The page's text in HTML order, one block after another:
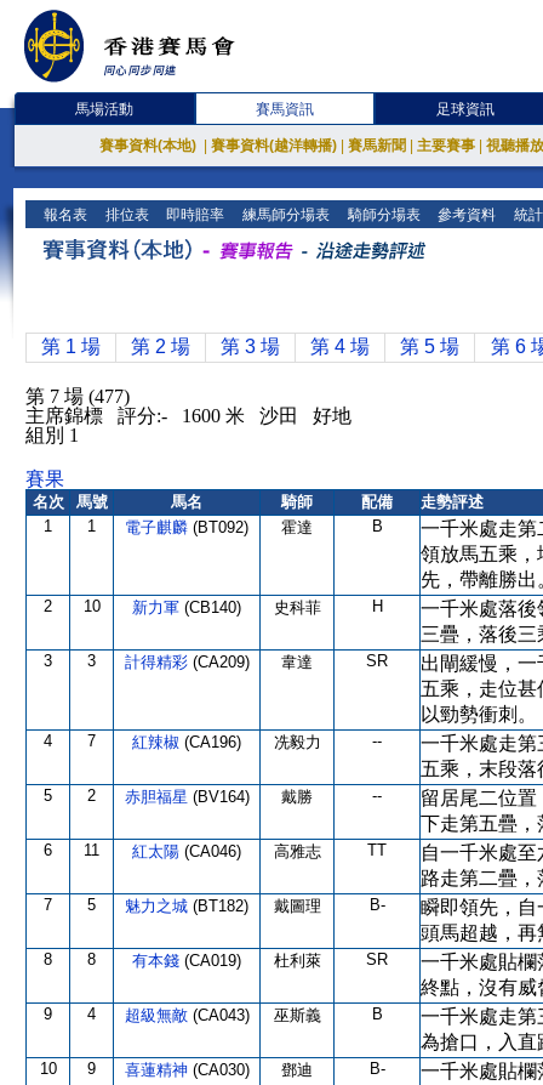
馬場活動 賽馬資訊 足球資訊
賽事資料(本地) 賽事資料(越洋轉播) 賽馬新聞 主要賽事 視聽播
報名表 排位表 即時賠率 練馬師分場表 騎師分場表 參考資料 統
第 1 場 第 2 場 第 3 場 第 4 場 第 5 場 第 6
第 7 場 (477)
主席錦標 評分:- 1600 米 沙田 好地
組別 1
賽果
名次 馬號 馬名 騎師 配備
走勢評述
1
1 電子麒麟 (BT092) 霍達 B
一千米處走第
領放馬五乘，
先，帶離勝出
2 10 新力軍 (CB140) 史科菲 H
一千米處落後
三疊，落後
3 3 計得精彩 (CA209) 韋達 SR
出閘緩慢，
五乘，走位
以勁勢衝刺。
4 7 紅辣椒 (CA196) 冼毅力 --
一千米處走第
五乘，末段
5 2 赤胆福星 (BV164) 戴勝 --
留居尾二位
下走第五疊，
6 11 紅太陽 (CA046) 高雅志 TT
自一千米處
路走第二疊
7 5 魅力之城 (BT182) 戴圖理 B-
瞬即領先，自
頭馬超越，再
8 8 有本錢 (CA019) 杜利萊 SR
一千米處貼欄
終點，沒有威
9 4 超級無敵 (CA043) 巫斯義 B
一千米處走第
為搶口，入直
10 9 喜蓮精神 (CA030) 鄧迪 B-
一千米處貼欄